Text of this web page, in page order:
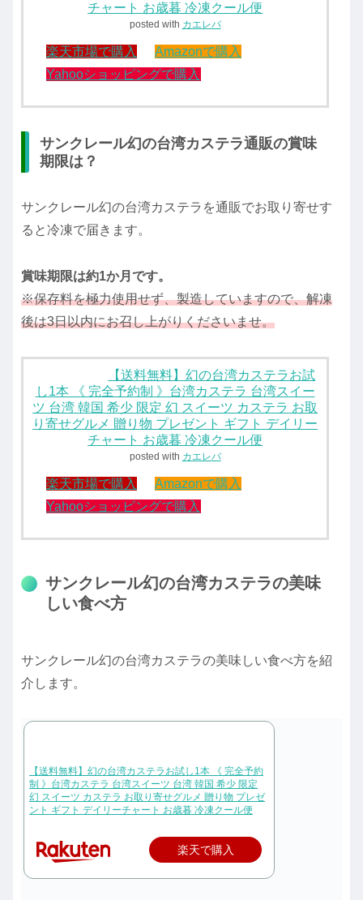
チャート お歳暮 冷凍クール便
posted with カエレバ
楽天市場で購入
Amazonで購入
Yahooショッピングで購入
サンクレール幻の台湾カステラ通販の賞味
期限は？
サンクレール幻の台湾カステラを通販でお取り寄せす
ると冷凍で届きます。
賞味期限は約1か月です。
※保存料を極力使用せず、製造していますので、解凍
後は3日以内にお召し上がりくださいませ。
【送料無料】幻の台湾カステラお試
し1本 《 完全予約制 》台湾カステラ 台湾スイー
ツ 台湾 韓国 希少 限定 幻 スイーツ カステラ お取
り寄せグルメ 贈り物 プレゼント ギフト デイリー
チャート お歳暮 冷凍クール便
posted with カエレバ
楽天市場で購入
Amazonで購入
Yahooショッピングで購入
サンクレール幻の台湾カステラの美味
しい食べ方
サンクレール幻の台湾カステラの美味しい食べ方を紹
介します。
【送料無料】幻の台湾カステラお試し1本 《 完全予約
制 》台湾カステラ 台湾スイーツ 台湾 韓国 希少 限定
幻 スイーツ カステラ お取り寄せグルメ 贈り物 プレゼ
ント ギフト デイリーチャート お歳暮 冷凍クール便
楽天で購入